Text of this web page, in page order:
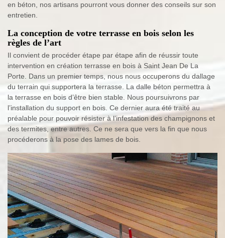
en béton, nos artisans pourront vous donner des conseils sur son
entretien.
La conception de votre terrasse en bois selon les
règles de l’art
Il convient de procéder étape par étape afin de réussir toute
intervention en création terrasse en bois à Saint Jean De La
Porte. Dans un premier temps, nous nous occuperons du dallage
du terrain qui supportera la terrasse. La dalle béton permettra à
la terrasse en bois d’être bien stable. Nous poursuivrons par
l’installation du support en bois. Ce dernier aura été traité au
préalable pour pouvoir résister à l’infestation des champignons et
des termites, entre autres. Ce ne sera que vers la fin que nous
procéderons à la pose des lames de bois.